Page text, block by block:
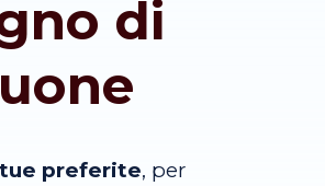
di
preferite, per